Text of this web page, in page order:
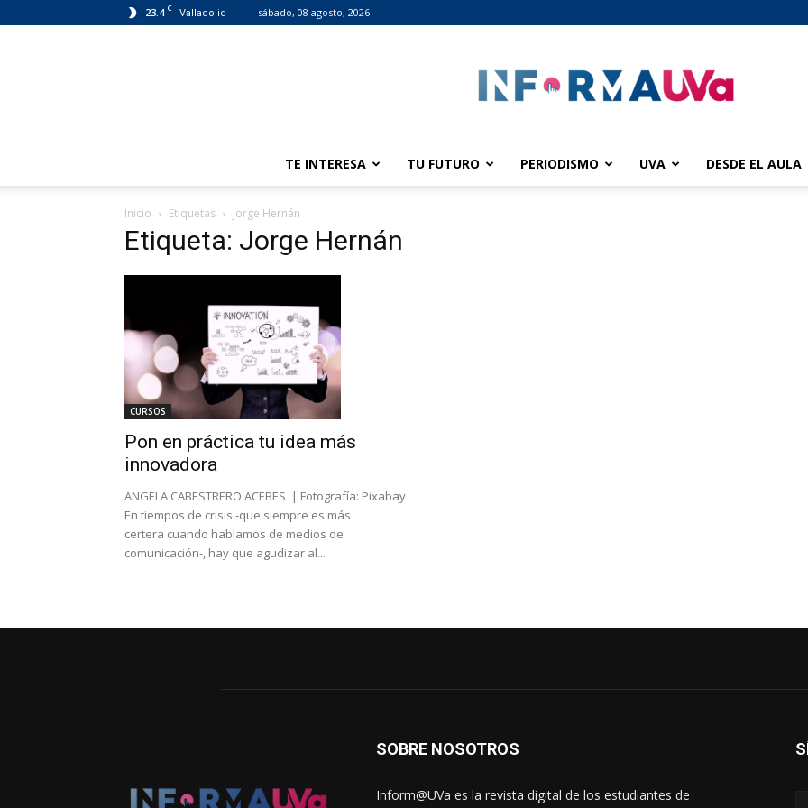
23.4 C Valladolid sábado, 08 agosto, 2026
informaUVA
TE INTERESA TU FUTURO PERIODISMO UVA DESDE EL AULA
Inicio Etiquetas Jorge Hernán
Etiqueta: Jorge Hernán
CURSOS
Pon en práctica tu idea más
innovadora
ANGELA CABESTRERO ACEBES | Fotografía: Pixabay
En tiempos de crisis -que siempre es más
certera cuando hablamos de medios de
comunicación-, hay que agudizar al...
SOBRE NOSOTROS
Inform@UVa es la revista digital de los estudiantes de